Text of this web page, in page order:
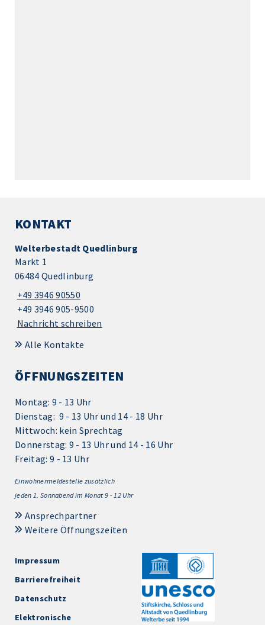
KONTAKT
Welterbestadt Quedlinburg
Markt 1
06484 Quedlinburg
+49 3946 90550
+49 3946 905-9500
Nachricht schreiben
Alle Kontakte
ÖFFNUNGSZEITEN
Montag: 9 - 13 Uhr
Dienstag: 9 - 13 Uhr und 14 - 18 Uhr
Mittwoch: kein Sprechtag
Donnerstag: 9 - 13 Uhr und 14 - 16 Uhr
Freitag: 9 - 13 Uhr
Einwohnermeldestelle zusätzlich
jeden 1. Sonnabend im Monat 9 - 12 Uhr
Ansprechpartner
Weitere Öffnungszeiten
Impressum
Barrierefreiheit
Datenschutz
Elektronische